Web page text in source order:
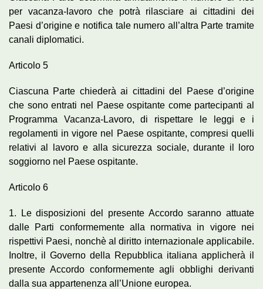
per vacanza-lavoro che potrà rilasciare ai cittadini dei
Paesi d’origine e notifica tale numero all’altra Parte tramite
canali diplomatici.
Articolo 5
Ciascuna Parte chiederà ai cittadini del Paese d’origine
che sono entrati nel Paese ospitante come partecipanti al
Programma Vacanza-Lavoro, di rispettare le leggi e i
regolamenti in vigore nel Paese ospitante, compresi quelli
relativi al lavoro e alla sicurezza sociale, durante il loro
soggiorno nel Paese ospitante.
Articolo 6
1. Le disposizioni del presente Accordo saranno attuate
dalle Parti conformemente alla normativa in vigore nei
rispettivi Paesi, nonchè al diritto internazionale applicabile.
Inoltre, il Governo della Repubblica italiana applicherà il
presente Accordo conformemente agli obblighi derivanti
dalla sua appartenenza all’Unione europea.